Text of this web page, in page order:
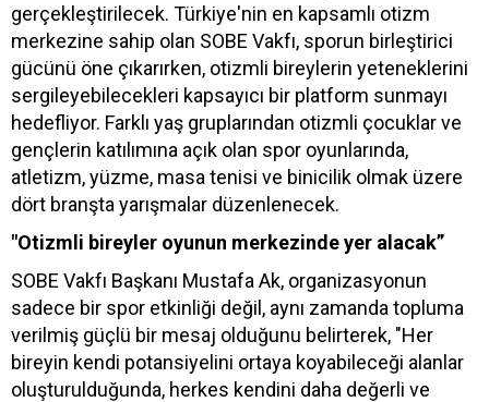
gerçekleştirilecek. Türkiye'nin en kapsamlı otizm
merkezine sahip olan SOBE Vakfı, sporun birleştirici
gücünü öne çıkarırken, otizmli bireylerin yeteneklerini
sergileyebilecekleri kapsayıcı bir platform sunmayı
hedefliyor. Farklı yaş gruplarından otizmli çocuklar ve
gençlerin katılımına açık olan spor oyunlarında,
atletizm, yüzme, masa tenisi ve binicilik olmak üzere
dört branşta yarışmalar düzenlenecek.
"Otizmli bireyler oyunun merkezinde yer alacak”
SOBE Vakfı Başkanı Mustafa Ak, organizasyonun
sadece bir spor etkinliği değil, aynı zamanda topluma
verilmiş güçlü bir mesaj olduğunu belirterek, "Her
bireyin kendi potansiyelini ortaya koyabileceği alanlar
oluşturulduğunda, herkes kendini daha değerli ve